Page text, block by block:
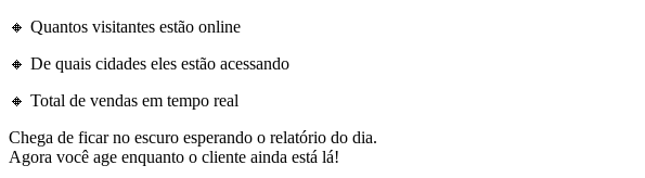
🔸 Quantos visitantes estão online
🔸 De quais cidades eles estão acessando
🔸 Total de vendas em tempo real
Chega de ficar no escuro esperando o relatório do dia.
Agora você age enquanto o cliente ainda está lá!